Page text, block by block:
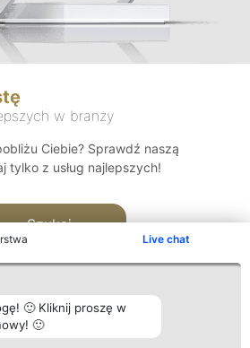
Live chat
🙂 Kliknij proszę w
🙂
w branży
Ciebie? Sprawdź naszą
tylko z usług najlepszych!
Szukaj